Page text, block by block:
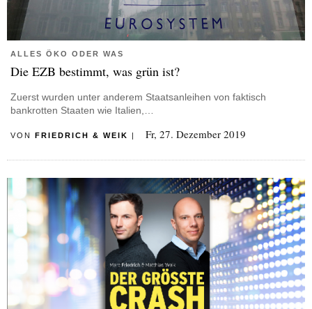
ALLES ÖKO ODER WAS
Die EZB bestimmt, was grün ist?
Zuerst wurden unter anderem Staatsanleihen von faktisch
bankrotten Staaten wie Italien,…
VON FRIEDRICH & WEIK | Fr, 27. Dezember 2019